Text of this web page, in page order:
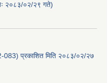
२०८३/०२/२९ गते)
प्रकाशित मिति २०८३/०२/२७